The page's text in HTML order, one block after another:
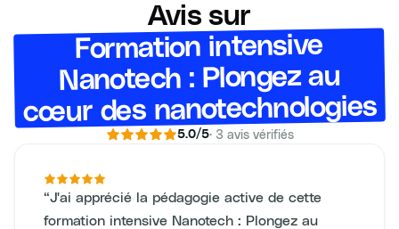
Avis sur
Formation intensive
Nanotech : Plongez au
cœur des nanotechnologies
5.0/5· 3 avis vérifiés
“J'ai apprécié la pédagogie active de cette
formation intensive Nanotech : Plongez au